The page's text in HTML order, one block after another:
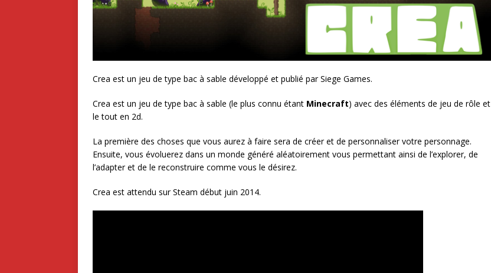
Crea est un jeu de type bac à sable développé et publié par Siege Games.
Crea est un jeu de type bac à sable (le plus connu étant Minecraft) avec des éléments de jeu de rôle et
le tout en 2d.
La première des choses que vous aurez à faire sera de créer et de personnaliser votre personnage.
Ensuite, vous évoluerez dans un monde généré aléatoirement vous permettant ainsi de l’explorer, de
l’adapter et de le reconstruire comme vous le désirez.
Crea est attendu sur Steam début juin 2014.